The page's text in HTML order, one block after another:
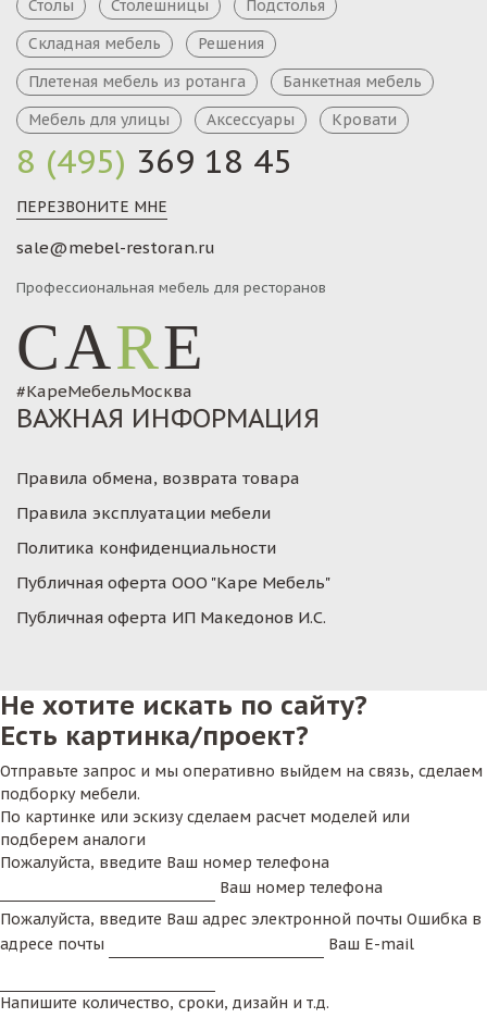
8 (495) 369 18 45
ПЕРЕЗВОНИТЕ МНЕ
sale@mebel-restoran.ru
Профессиональная мебель для ресторанов
CARE
#КареМебельМосква
Столы
Столешницы
Подстолья
Складная мебель
Решения
Плетеная мебель из ротанга
Банкетная мебель
Мебель для улицы
Аксессуары Кровати
ВАЖНАЯ ИНФОРМАЦИЯ
Правила обмена, возврата товара
Правила эксплуатации мебели
Политика конфиденциальности
Публичная оферта ООО "Каре Мебель"
Публичная оферта ИП Македонов И.С.
Не хотите искать по сайту?
Есть картинка/проект?
Отправьте запрос и мы оперативно выйдем на связь, сделаем
подборку мебели.
По картинке или эскизу сделаем расчет моделей или
подберем аналоги
Пожалуйста, введите Ваш номер телефона
Ваш номер телефона
Пожалуйста, введите Ваш адрес электронной почты Ошибка в
адресе почты
Ваш E-mail
Напишите количество, сроки, дизайн и т.д.